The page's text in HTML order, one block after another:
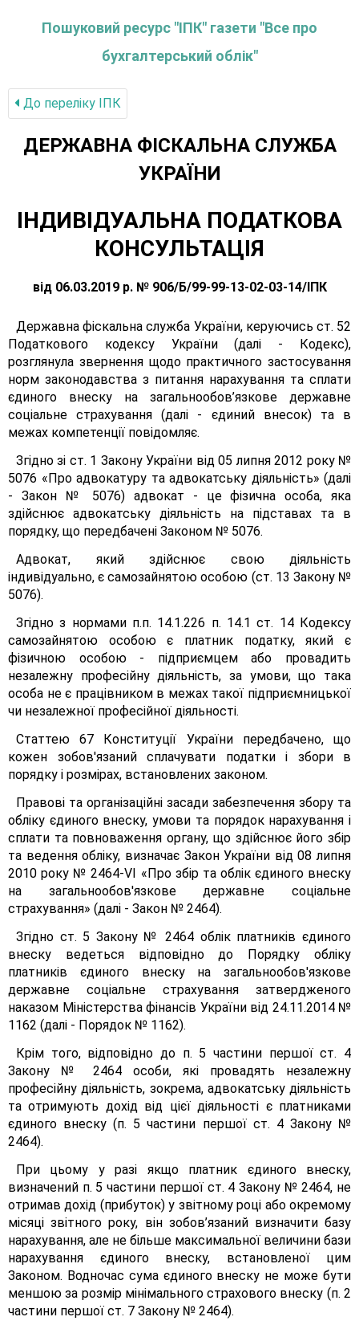
Пошуковий ресурс "ІПК" газети "Все про
бухгалтерський облік"
До переліку IПК
ДЕРЖАВНА ФІСКАЛЬНА СЛУЖБА
УКРАЇНИ
ІНДИВІДУАЛЬНА ПОДАТКОВА
КОНСУЛЬТАЦІЯ
від 06.03.2019 р. № 906/Б/99-99-13-02-03-14/ІПК
Державна фіскальна служба України, керуючись ст. 52
Податкового кодексу України (далі - Кодекс),
розглянула звернення щодо практичного застосування
норм законодавства з питання нарахування та сплати
єдиного внеску на загальнообов’язкове державне
соціальне страхування (далі - єдиний внесок) та в
межах компетенції повідомляє.
Згідно зі ст. 1 Закону України від 05 липня 2012 року №
5076 «Про адвокатуру та адвокатську діяльність» (далі
- Закон № 5076) адвокат - це фізична особа, яка
здійснює адвокатську діяльність на підставах та в
порядку, що передбачені Законом № 5076.
Адвокат, який здійснює свою діяльність
індивідуально, є самозайнятою особою (ст. 13 Закону №
5076).
Згідно з нормами п.п. 14.1.226 п. 14.1 ст. 14 Кодексу
самозайнятою особою є платник податку, який є
фізичною особою - підприємцем або провадить
незалежну професійну діяльність, за умови, що така
особа не є працівником в межах такої підприємницької
чи незалежної професійної діяльності.
Статтею 67 Конституції України передбачено, що
кожен зобов'язаний сплачувати податки і збори в
порядку і розмірах, встановлених законом.
Правові та організаційні засади забезпечення збору та
обліку єдиного внеску, умови та порядок нарахування і
сплати та повноваження органу, що здійснює його збір
та ведення обліку, визначає Закон України від 08 липня
2010 року № 2464-VІ «Про збір та облік єдиного внеску
на загальнообов'язкове державне соціальне
страхування» (далі - Закон № 2464).
Згідно ст. 5 Закону № 2464 облік платників єдиного
внеску ведеться відповідно до Порядку обліку
платників єдиного внеску на загальнообов'язкове
державне соціальне страхування затвердженого
наказом Міністерства фінансів України від 24.11.2014 №
1162 (далі - Порядок № 1162).
Крім того, відповідно до п. 5 частини першої ст. 4
Закону № 2464 особи, які провадять незалежну
професійну діяльність, зокрема, адвокатську діяльність
та отримують дохід від цієї діяльності є платниками
єдиного внеску (п. 5 частини першої ст. 4 Закону №
2464).
При цьому у разі якщо платник єдиного внеску,
визначений п. 5 частини першої ст. 4 Закону № 2464, не
отримав дохід (прибуток) у звітному році або окремому
місяці звітного року, він зобов’язаний визначити базу
нарахування, але не більше максимальної величини бази
нарахування єдиного внеску, встановленої цим
Законом. Водночас сума єдиного внеску не може бути
меншою за розмір мінімального страхового внеску (п. 2
частини першої ст. 7 Закону № 2464).